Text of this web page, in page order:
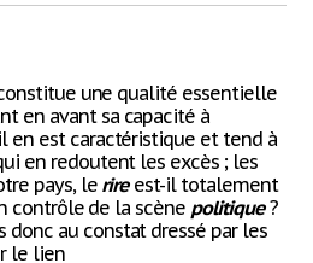
une qualité essentielle
en avant sa capacité à
en est caractéristique et tend à
en redoutent les excès ; les
pays, le rireest-il totalement
contrôle de la scène politique?
donc au constat dressé par les
le lien